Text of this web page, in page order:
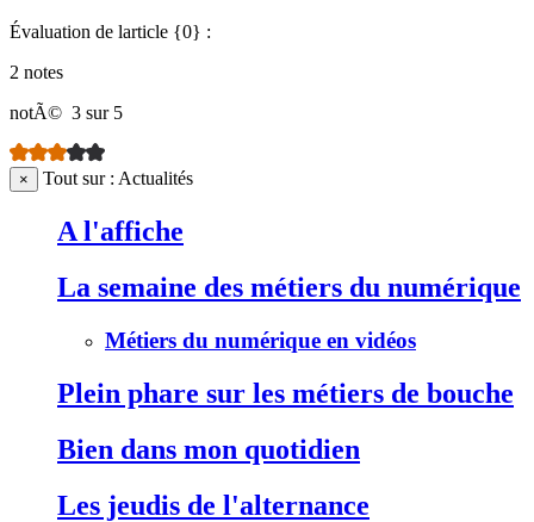
Évaluation de larticle {0} :
2 notes
notÃ© 3 sur 5
× Tout sur : Actualités
A l'affiche
La semaine des métiers du numérique
Métiers du numérique en vidéos
Plein phare sur les métiers de bouche
Bien dans mon quotidien
Les jeudis de l'alternance